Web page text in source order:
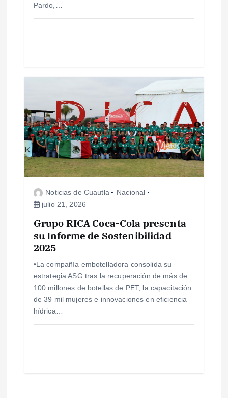
a
Pardo,…
Noticias de Cuautla
Nacional
julio 21, 2026
Grupo RICA Coca-Cola presenta
su Informe de Sostenibilidad
2025
•La compañía embotelladora consolida su
estrategia ASG tras la recuperación de más de
100 millones de botellas de PET, la capacitación
de 39 mil mujeres e innovaciones en eficiencia
hídrica…